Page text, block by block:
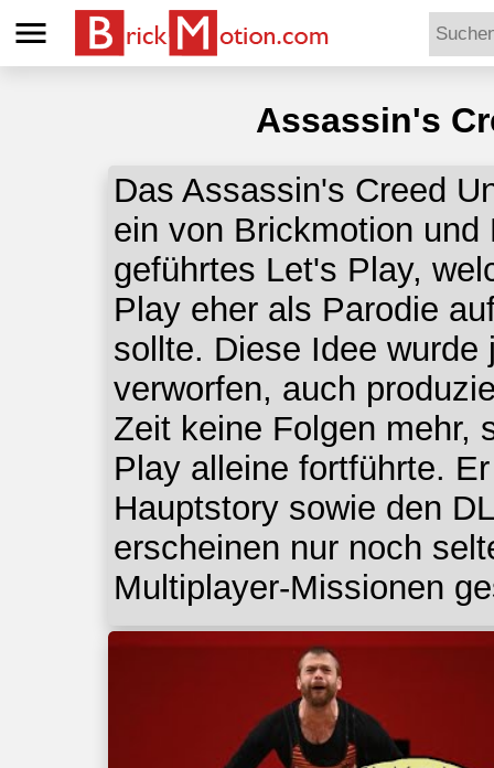
menu
Assassin's
Das Assassin's Creed
ein von Brickmotion
geführtes Let's Play,
Play eher als Parodie
sollte. Diese Idee
verworfen, auch
Zeit keine Folgen mehr,
Play alleine fortführte.
Hauptstory sowie den
erscheinen nur noch
Multiplayer-Missionen